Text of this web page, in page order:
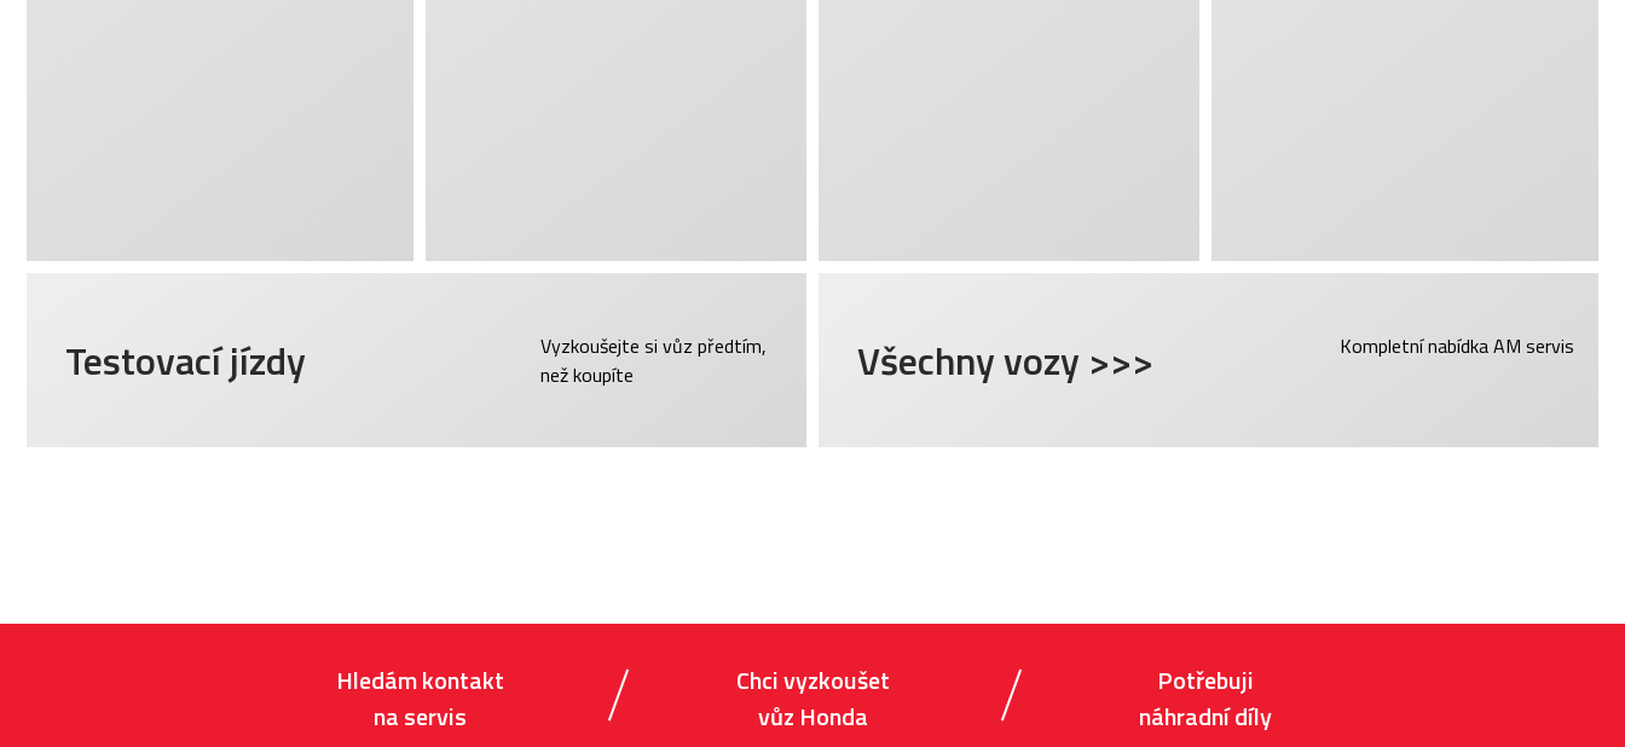
Testovací jízdy
Vyzkoušejte si vůz předtím,
než koupíte
Všechny vozy >>> Kompletní nabídka AM servis
Hledám kontakt
na servis
Chci vyzkoušet
vůz Honda
Potřebuji
náhradní díly